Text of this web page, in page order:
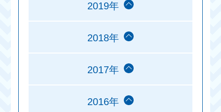
2019年
2018年
2017年
2016年